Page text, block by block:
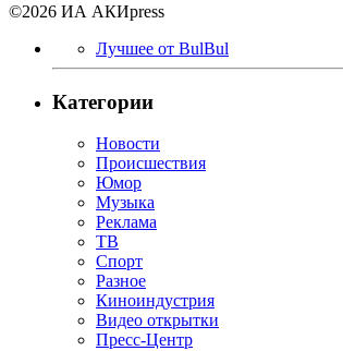
©2026 ИА АКИpress
Лучшее от BulBul
Категории
Новости
Происшествия
Юмор
Музыка
Реклама
ТВ
Спорт
Разное
Киноиндустрия
Видео открытки
Пресс-Центр